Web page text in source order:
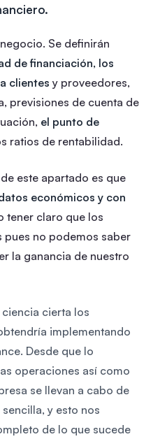
Se definirán
de financiación, los
clientes y proveedores,
previsiones de cuenta de
el punto de
ratios de rentabilidad.
este apartado es que
económicos y con
tener claro que los
pues no podemos saber
la ganancia de nuestro
ciencia cierta los
implementando
Desde que lo
operaciones así como
se llevan a cabo de
y esto nos
de lo que sucede